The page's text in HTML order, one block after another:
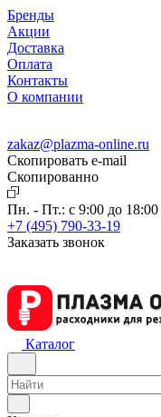
Бренды
Акции
Доставка
Оплата
Контакты
О компании
zakaz@plazma-online.ru
Скопировать e-mail
Cкопированно
Пн. - Пт.: с 9:00 до 18:00
+7 (495) 790-33-19
Заказать звонок
Каталог